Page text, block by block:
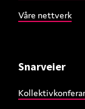
Våre nettverk
Snarveier